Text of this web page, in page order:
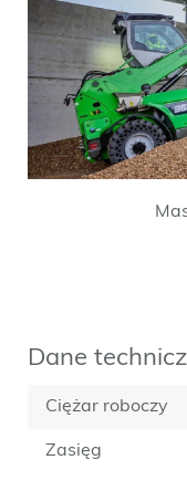
Dane
Ciężar roboczy
Zasięg